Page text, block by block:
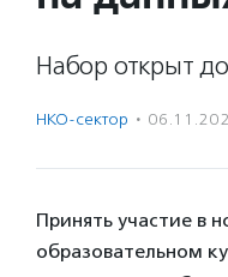
Набор открыт
НКО-сектор ·
Принять участие в
образовательном